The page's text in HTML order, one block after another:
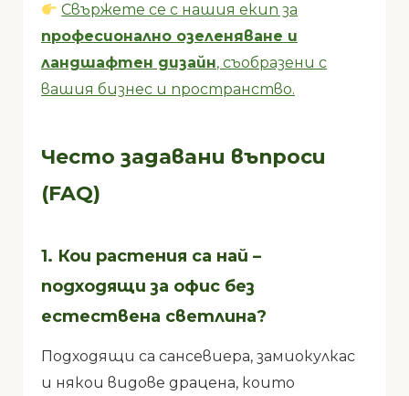
Свържете се с нашия екип за
професионално озеленяване и
ландшафтен дизайн, съобразени с
вашия бизнес и пространство.
Често задавани въпроси
(FAQ)
1. Кои растения са най –
подходящи за офис без
естествена светлина?
Подходящи са сансевиера, замиокулкас
и някои видове драцена, които